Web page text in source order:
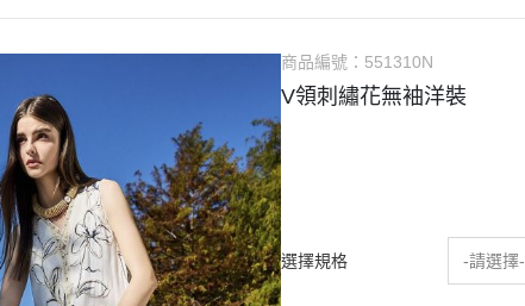
商品編號： 551310N
V領刺繡花無袖洋裝
選擇規格 -請選擇-